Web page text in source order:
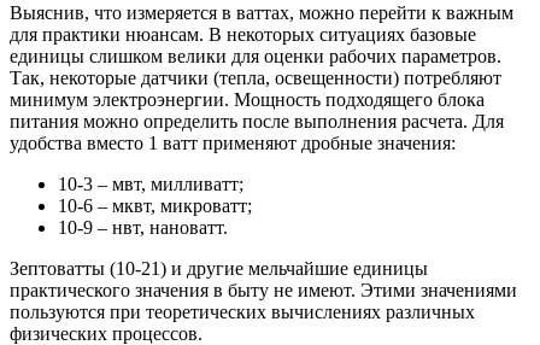
Выяснив, что измеряется в ваттах, можно перейти к важным
для практики нюансам. В некоторых ситуациях базовые
единицы слишком велики для оценки рабочих параметров.
Так, некоторые датчики (тепла, освещенности) потребляют
минимум электроэнергии. Мощность подходящего блока
питания можно определить после выполнения расчета. Для
удобства вместо 1 ватт применяют дробные значения:
10-3 – мвт, милливатт;
10-6 – мквт, микроватт;
10-9 – нвт, нановатт.
Зептоватты (10-21) и другие мельчайшие единицы
практического значения в быту не имеют. Этими значениями
пользуются при теоретических вычислениях различных
физических процессов.